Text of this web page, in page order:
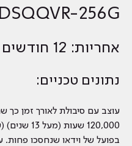
256G
אחריות: 12 חודשים ALL In Cell
נתונים טכניים:
עוצב עם סיבולת לאורך זמן כך